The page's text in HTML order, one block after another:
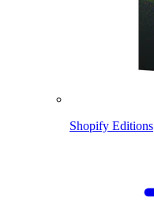
Shopify Editions